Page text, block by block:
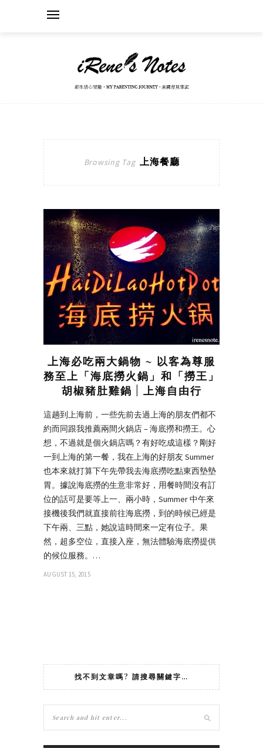
Browsing Tag 上海餐廳
上海必吃兩大鍋物 ~ 以客為尊服
務至上「海底撈火鍋」和「撈王」
胡椒豬肚雞鍋 | 上海自由行
這趟到上海前，一些先前去過上海的朋友們都不
約而同跟我推薦兩間火鍋店 – 海底撈和撈王。心
想，不過就是個火鍋店嗎？有好吃成這樣？剛好
一到上海的第一餐，我在上海的好朋友 Summer
也本來就打算下午先帶我去海底撈吃點東西墊墊
胃。據說海底撈的生意非常好，用餐時間沒有訂
位的話可是要等上一、兩小時，Summer 中午來
接機後我們就直接前往海底撈，到的時候已經是
下午兩、三點，她說這時間來一定有位子。果
然，超多空位，直接入座，無法體驗海底撈提供
的候位服務。…
AUGUST 15, 2015
找不到文章嗎? 請搜尋關鍵字…